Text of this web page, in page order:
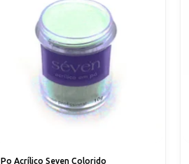
Po Acrílico Seven Colorido